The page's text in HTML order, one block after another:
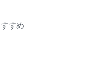
すめ！